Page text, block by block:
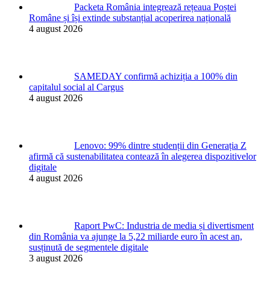
Packeta România integrează rețeaua Poștei
Române și își extinde substanțial acoperirea națională
4 august 2026
SAMEDAY confirmă achiziția a 100% din
capitalul social al Cargus
4 august 2026
Lenovo: 99% dintre studenții din Generația Z
afirmă că sustenabilitatea contează în alegerea dispozitivelor
digitale
4 august 2026
Raport PwC: Industria de media și divertisment
din România va ajunge la 5,22 miliarde euro în acest an,
susținută de segmentele digitale
3 august 2026